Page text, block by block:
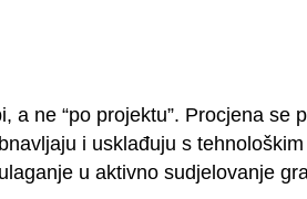
ne “po projektu”. Procjena se
i usklađuju s
u aktivno sudjelovanje